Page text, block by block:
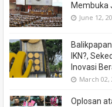
Membuka
June 12,
IKN?,
Inovasi
March 02,
Oplosan